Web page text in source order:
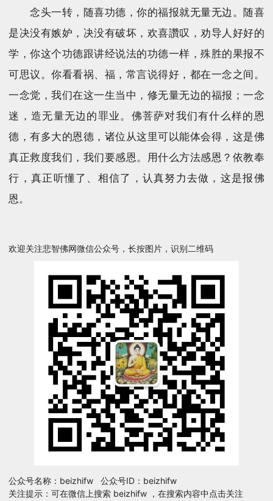
念头一转，随喜功德，你的福报就无量无边。随喜
是决没有嫉妒，决没有破坏，欢喜讚叹，劝导人好好的
学，你这个功德跟讲经说法的功德一样，殊胜的果报不
可思议。你看看祸、福，常言说得好，都在一念之间。
一念觉，我们在这一生当中，修无量无边的福报；一念
迷，造无量无边的罪业。佛菩萨对我们有什么样的恩
德，有多大的恩德，诸位从这里可以能体会得，这是佛
真正救度我们，我们要感恩。用什么方法感恩？依教奉
行，真正听懂了、相信了，认真努力去做，这是报佛
恩。
欢迎关注悲智佛网微信公众号，长按图片，识别二维码
公众号名称：beizhifw 公众号ID：beizhifw
关注提示：可在微信上搜索 beizhifw ，在搜索内容中点击关注